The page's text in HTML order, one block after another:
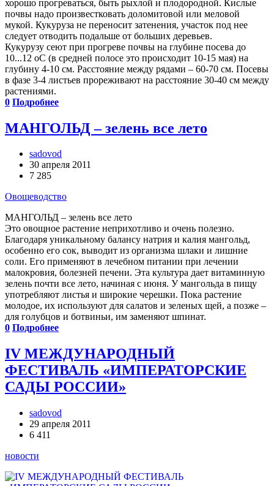
хорошо прогреваться, быть рыхлой и плодородной. Кислые
почвы надо произвестковать доломитовой или меловой
мукой. Кукуруза не переносит затенения, участок под нее
следует отводить подальше от больших деревьев.
Кукурузу сеют при прогреве почвы на глубине посева до
10...12 оС (в средней полосе это происходит 10-15 мая) на
глубину 4-10 см. Расстояние между рядами – 60-70 см. Посевы
в фазе 3-4 листьев прореживают на расстояние 30-40 см между
растениями.
0 Подробнее
МАНГОЛЬД – зелень все лето
sadovod
30 апреля 2011
7 285
Овощеводство
МАНГОЛЬД – зелень все лето
Это овощное растение неприхотливо и очень полезно.
Благодаря уникальному балансу натрия и калия мангольд,
особенно его сок, выводит из организма шлаки и лишние
соли. Его применяют в лечебном питании при лечении
малокровия, болезней печени. Эта культура дает витаминную
зелень почти все лето, начиная с июня. У мангольда в пищу
употребляют листья и широкие черешки. Пока растение
молодое, их используют для салатов и зеленых щей, а позже –
для голубцов и ботвиньи, им заменяют шпинат.
0 Подробнее
IV МЕЖДУНАРОДНЫЙ
ФЕСТИВАЛЬ «ИМПЕРАТОРСКИЕ
САДЫ РОССИИ»
sadovod
29 апреля 2011
6 411
новости